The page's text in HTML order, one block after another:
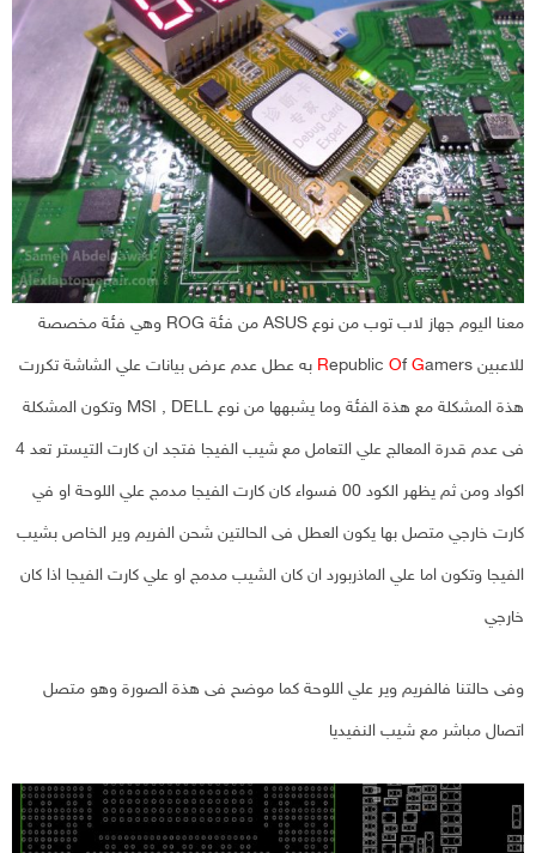
معنا اليوم جهاز لاب توب من نوع ASUS من فئة ROG وهي فئة مخصصة
للاعبين Republic OfG amers به عطل عدم عرض بيانات علي الشاشة تكررت
هذة المشكلة مع هذة الفئة وما يشبهها من نوع MSI , DELL وتكون المشكلة
فى عدم قدرة المعالج علي التعامل مع شيب الفيجا فتجد ان كارت التيستر تعد 4
اكواد ومن ثم يظهر الكود 00 فسواء كان كارت الفيجا مدمج علي اللوحة او في
كارت خارجي متصل بها يكون العطل فى الحالتين شحن الفريم وير الخاص بشيب
الفيجا وتكون اما علي الماذربورد ان كان الشيب مدمج او علي كارت الفيجا اذا كان
خارجي
وفى حالتنا فالفريم وير علي اللوحة كما موضح فى هذة الصورة وهو متصل
اتصال مباشر مع شيب النفيديا